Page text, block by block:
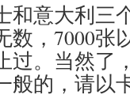
和意大利三
数，7000张
过。当然了
般的，请以